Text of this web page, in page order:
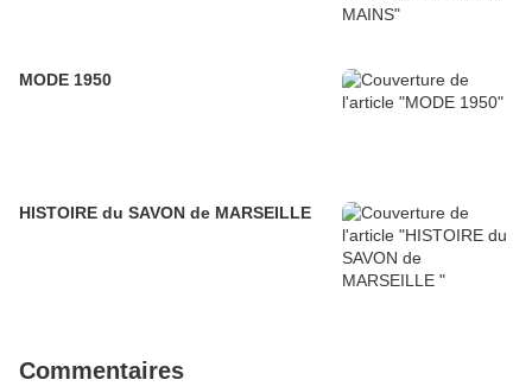
MODE 1950
HISTOIRE du SAVON de MARSEILLE
Commentaires